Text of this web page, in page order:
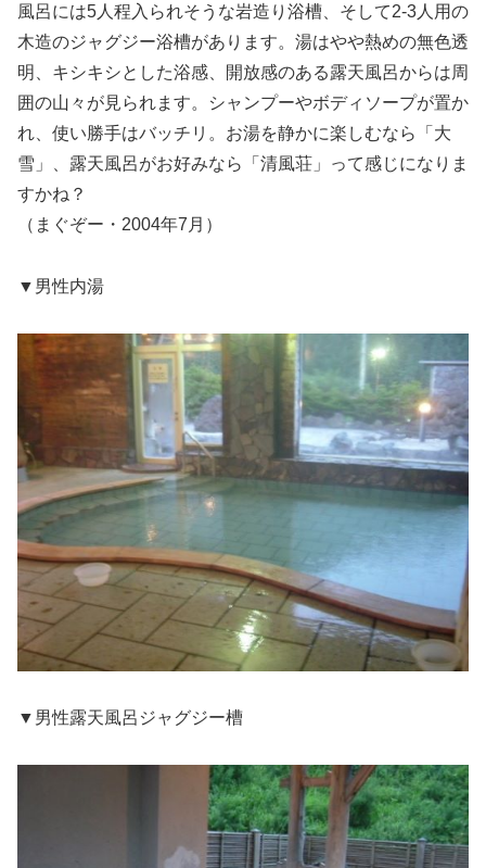
風呂には5人程入られそうな岩造り浴槽、そして2-3人用の
木造のジャグジー浴槽があります。湯はやや熱めの無色透
明、キシキシとした浴感、開放感のある露天風呂からは周
囲の山々が見られます。シャンプーやボディソープが置か
れ、使い勝手はバッチリ。お湯を静かに楽しむなら「大
雪」、露天風呂がお好みなら「清風荘」って感じになりま
すかね？
（まぐぞー・2004年7月）
▼男性内湯
▼男性露天風呂ジャグジー槽